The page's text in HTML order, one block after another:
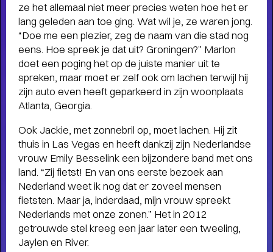
ze het allemaal niet meer precies weten hoe het er
lang geleden aan toe ging. Wat wil je, ze waren jong.
“Doe me een plezier, zeg de naam van die stad nog
eens. Hoe spreek je dat uit? Groningen?” Marlon
doet een poging het op de juiste manier uit te
spreken, maar moet er zelf ook om lachen terwijl hij
zijn auto even heeft geparkeerd in zijn woonplaats
Atlanta, Georgia.
Ook Jackie, met zonnebril op, moet lachen. Hij zit
thuis in Las Vegas en heeft dankzij zijn Nederlandse
vrouw Emily Besselink een bijzondere band met ons
land. “Zij fietst! En van ons eerste bezoek aan
Nederland weet ik nog dat er zoveel mensen
fietsten. Maar ja, inderdaad, mijn vrouw spreekt
Nederlands met onze zonen.” Het in 2012
getrouwde stel kreeg een jaar later een tweeling,
Jaylen en River.